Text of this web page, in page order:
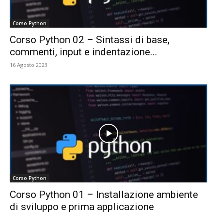
Corso Python
Corso Python 02 – Sintassi di base,
commenti, input e indentazione...
16 Agosto 2023
Corso Python
Corso Python 01 – Installazione ambiente
di sviluppo e prima applicazione